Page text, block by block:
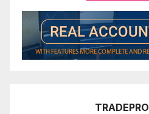
TRADEPRO